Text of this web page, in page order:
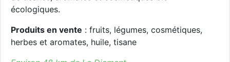
écologiques.
Produits en vente : fruits, légumes, cosmétiques,
herbes et aromates, huile, tisane